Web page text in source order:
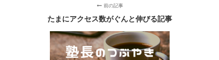
前の記事
たまにアクセス数がぐんと伸びる記事